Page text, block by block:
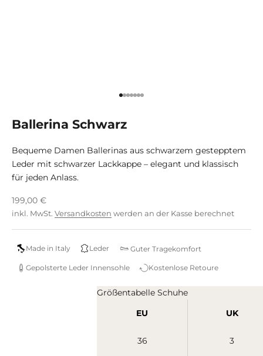
Gehe zu Element 1
Gehe zu Element 2
Gehe zu Element 3
Gehe zu Element 4
Gehe zu Element 5
Gehe zu Element 6
Gehe zu Element 7
Ballerina Schwarz
Bequeme Damen Ballerinas aus schwarzem gestepptem
Leder mit schwarzer Lackkappe – elegant und klassisch
für jeden Anlass.
Angebot
199,00 €
inkl. MwSt. Versandkosten werden an der Kasse berechnet
Made in Italy Leder Guter Tragekomfort
Gepolsterte Leder Innensohle Kostenlose Retoure
Größentabelle Schuhe
EU
UK
36 3